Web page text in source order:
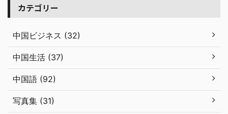
カテゴリー
中国ビジネス (32)
中国生活 (37)
中国語 (92)
写真集 (31)